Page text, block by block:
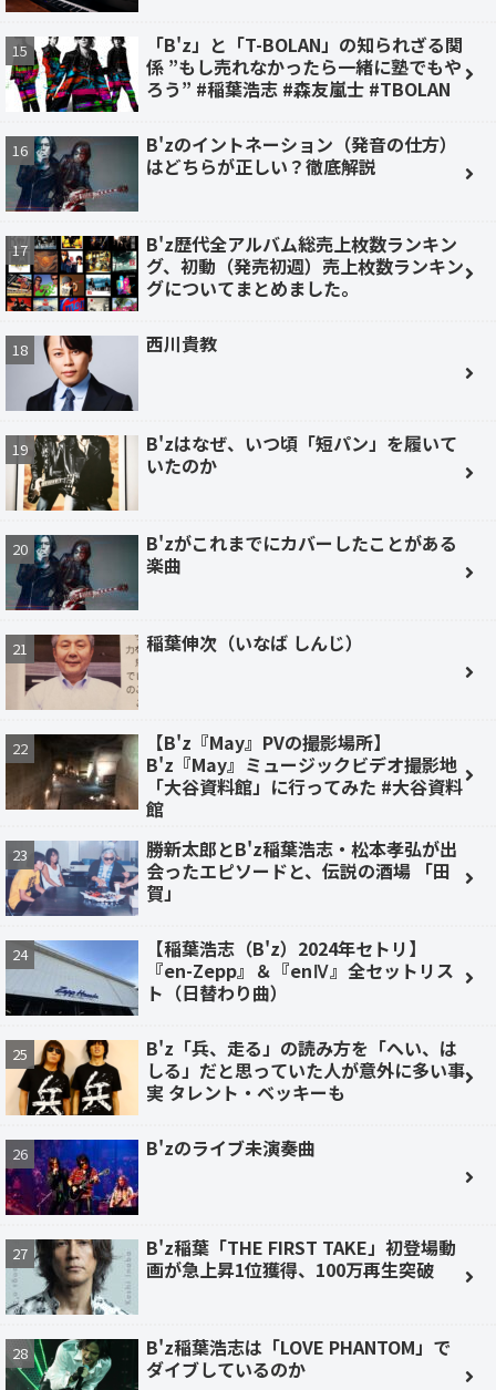
「B'z」と「T-BOLAN」の知られざる関
係 ”もし売れなかったら一緒に塾でもや
ろう” #稲葉浩志 #森友嵐士 #TBOLAN
B'zのイントネーション（発音の仕方）
はどちらが正しい？徹底解説
B'z歴代全アルバム総売上枚数ランキン
グ、初動（発売初週）売上枚数ランキン
グについてまとめました。
西川貴教
B'zはなぜ、いつ頃「短パン」を履いて
いたのか
B'zがこれまでにカバーしたことがある
楽曲
稲葉伸次（いなば しんじ）
【B'z『May』PVの撮影場所】
B'z『May』ミュージックビデオ撮影地
「大谷資料館」に行ってみた #大谷資料
館
勝新太郎とB'z稲葉浩志・松本孝弘が出
会ったエピソードと、伝説の酒場 「田
賀」
【稲葉浩志（B'z）2024年セトリ】
『en-Zepp』＆『enⅣ』全セットリス
ト（日替わり曲）
B'z「兵、走る」の読み方を「へい、は
しる」だと思っていた人が意外に多い事
実 タレント・ベッキーも
B'zのライブ未演奏曲
B'z稲葉「THE FIRST TAKE」初登場動
画が急上昇1位獲得、100万再生突破
B'z稲葉浩志は「LOVE PHANTOM」で
ダイブしているのか